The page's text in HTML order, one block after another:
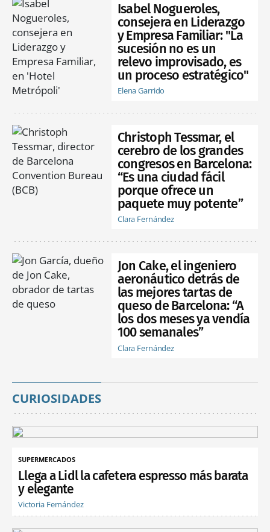
Isabel Nogueroles,
consejera en Liderazgo
y Empresa Familiar: "La
sucesión no es un
relevo improvisado, es
un proceso estratégico"
Elena Garrido
Christoph Tessmar, el
cerebro de los grandes
congresos en Barcelona:
“Es una ciudad fácil
porque ofrece un
paquete muy potente”
Clara Fernández
Jon Cake, el ingeniero
aeronáutico detrás de
las mejores tartas de
queso de Barcelona: “A
los dos meses ya vendía
100 semanales”
Clara Fernández
CURIOSIDADES
SUPERMERCADOS
Llega a Lidl la cafetera espresso más barata
y elegante
Victoria Fernández